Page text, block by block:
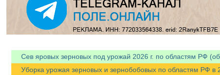
Сев яровых зерновых под урожай 2026 г. по областям РФ
Уборка урожая зерновых и зернобобовых по областям РФ в